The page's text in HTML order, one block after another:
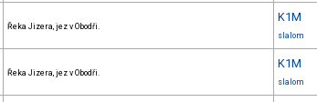
Řeka Jizera, jez v Obodři.
K1M
slalom
Řeka Jizera, jez v Obodři.
K1M
slalom